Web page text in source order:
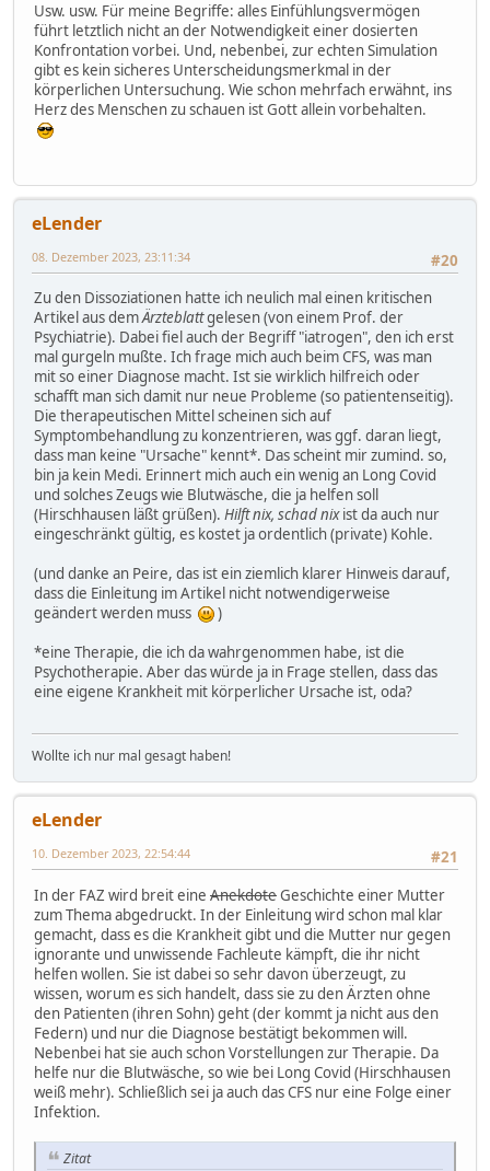
Usw. usw. Für meine Begriffe: alles Einfühlungsvermögen
führt letztlich nicht an der Notwendigkeit einer dosierten
Konfrontation vorbei. Und, nebenbei, zur echten Simulation
gibt es kein sicheres Unterscheidungsmerkmal in der
körperlichen Untersuchung. Wie schon mehrfach erwähnt, ins
Herz des Menschen zu schauen ist Gott allein vorbehalten.
eLender
#20
08. Dezember 2023, 23:11:34
Zu den Dissoziationen hatte ich neulich mal einen kritischen
Artikel aus demÄrzteblattgelesen (von einem Prof. der
Psychiatrie). Dabei fiel auch der Begriff "iatrogen", den ich erst
mal gurgeln mußte. Ich frage mich auch beim CFS, was man
mit so einer Diagnose macht. Ist sie wirklich hilfreich oder
schafft man sich damit nur neue Probleme (so patientenseitig).
Die therapeutischen Mittel scheinen sich auf
Symptombehandlung zu konzentrieren, was ggf. daran liegt,
dass man keine "Ursache" kennt*. Das scheint mir zumind. so,
bin ja kein Medi. Erinnert mich auch ein wenig an Long Covid
und solches Zeugs wie Blutwäsche, die ja helfen soll
(Hirschhausen läßt grüßen). Hilft nix, schad nixist da auch nur
eingeschränkt gültig, es kostet ja ordentlich (private) Kohle.
(und danke an Peire, das ist ein ziemlich klarer Hinweis darauf,
dass die Einleitung im Artikel nicht notwendigerweise
geändert werden muss
)
*eine Therapie, die ich da wahrgenommen habe, ist die
Psychotherapie. Aber das würde ja in Frage stellen, dass das
eine eigene Krankheit mit körperlicher Ursache ist, oda?
Wollte ich nur mal gesagt haben!
eLender
#21
10. Dezember 2023, 22:54:44
In der FAZ wird breit eine AnekdoteGeschichte einer Mutter
zum Thema abgedruckt. In der Einleitung wird schon mal klar
gemacht, dass es die Krankheit gibt und die Mutter nur gegen
ignorante und unwissende Fachleute kämpft, die ihr nicht
helfen wollen. Sie ist dabei so sehr davon überzeugt, zu
wissen, worum es sich handelt, dass sie zu den Ärzten ohne
den Patienten (ihren Sohn) geht (der kommt ja nicht aus den
Federn) und nur die Diagnose bestätigt bekommen will.
Nebenbei hat sie auch schon Vorstellungen zur Therapie. Da
helfe nur die Blutwäsche, so wie bei Long Covid (Hirschhausen
weiß mehr). Schließlich sei ja auch das CFS nur eine Folge einer
Infektion.
Zitat